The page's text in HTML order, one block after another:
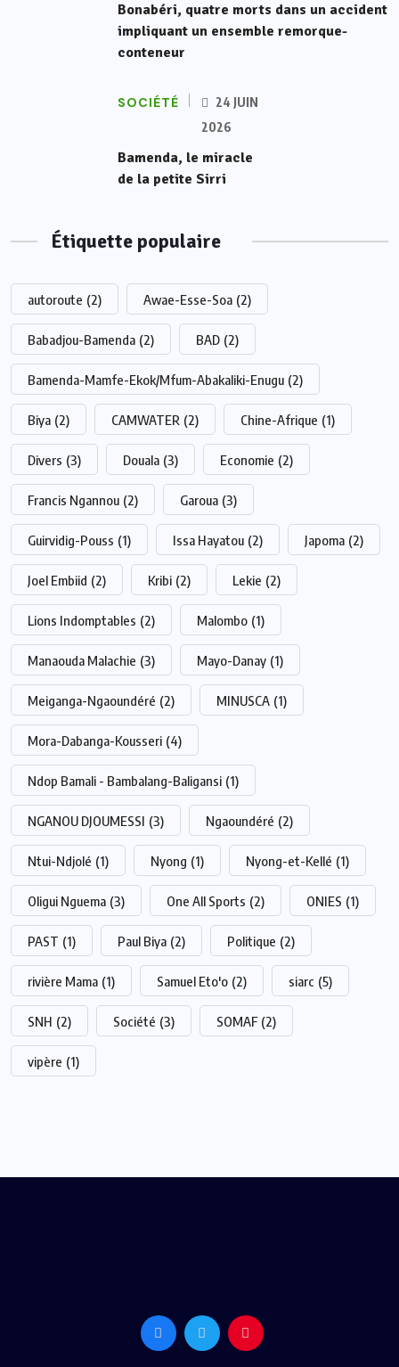
Bonabéri, quatre morts dans un accident
impliquant un ensemble remorque-
conteneur
SOCIÉTÉ
24 JUIN
2026
Bamenda, le miracle
de la petite Sirri
Étiquette populaire
autoroute (2) Awae-Esse-Soa (2)
Babadjou-Bamenda (2) BAD (2)
Bamenda-Mamfe-Ekok/Mfum-Abakaliki-Enugu (2)
Biya (2) CAMWATER (2) Chine-Afrique (1)
Divers (3) Douala (3) Economie (2)
Francis Ngannou (2) Garoua (3)
Guirvidig-Pouss (1) Issa Hayatou (2) Japoma (2)
Joel Embiid (2) Kribi (2) Lekie (2)
Lions Indomptables (2) Malombo (1)
Manaouda Malachie (3) Mayo-Danay (1)
Meiganga-Ngaoundéré (2) MINUSCA (1)
Mora-Dabanga-Kousseri (4)
Ndop Bamali - Bambalang-Baligansi (1)
NGANOU DJOUMESSI (3) Ngaoundéré (2)
Ntui-Ndjolé (1) Nyong (1) Nyong-et-Kellé (1)
Oligui Nguema (3) One All Sports (2) ONIES (1)
PAST (1) Paul Biya (2) Politique (2)
rivière Mama (1) Samuel Eto'o (2) siarc (5)
SNH (2) Société (3) SOMAF (2)
vipère (1)